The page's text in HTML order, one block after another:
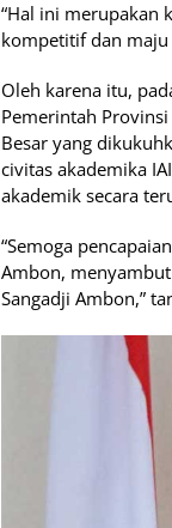
“Hal ini merupakan
kompetitif dan
Oleh karena itu,
Pemerintah
Besar yang
civitas akademika
akademik secara
“Semoga
Ambon,
Sangadji Ambon,”